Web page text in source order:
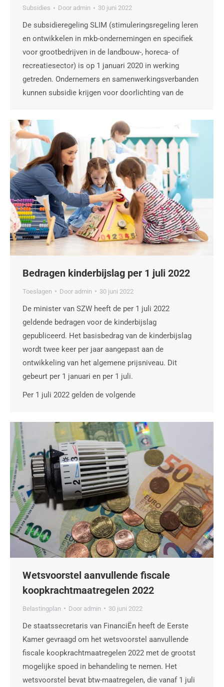
Subsidies Door admin 30 juni 2022
De subsidieregeling SLIM (stimuleringsregeling leren
en ontwikkelen in mkb-ondernemingen en specifiek
voor grootbedrijven in de landbouw-, horeca- of
recreatiesector) is op 1 januari 2020 in werking
getreden. Ondernemers en samenwerkingsverbanden
kunnen subsidie krijgen voor doorlichting van de
Bedragen kinderbijslag per 1 juli 2022
Toeslagen Door admin 30 juni 2022
De minister van SZW heeft de per 1 juli 2022
geldende bedragen voor de kinderbijslag
gepubliceerd. Het basisbedrag van de kinderbijslag
wordt twee keer per jaar aangepast aan de
ontwikkeling van het algemene prijsniveau. Dit
gebeurt per 1 januari en per 1 juli.
Per 1 juli 2022 gelden de volgende
Wetsvoorstel aanvullende fiscale
koopkrachtmaatregelen 2022
Belastingplan Door admin 30 juni 2022
De staatssecretaris van FinanciËn heeft de Eerste
Kamer gevraagd om het wetsvoorstel aanvullende
fiscale koopkrachtmaatregelen 2022 met de grootst
mogelijke spoed in behandeling te nemen. Het
wetsvoorstel bevat btw-maatregelen, die vanaf 1 juli